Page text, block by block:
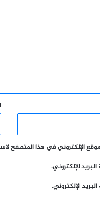
الإلكتروني في هذا المتصفح
الإلكتروني.
الإلكتروني.